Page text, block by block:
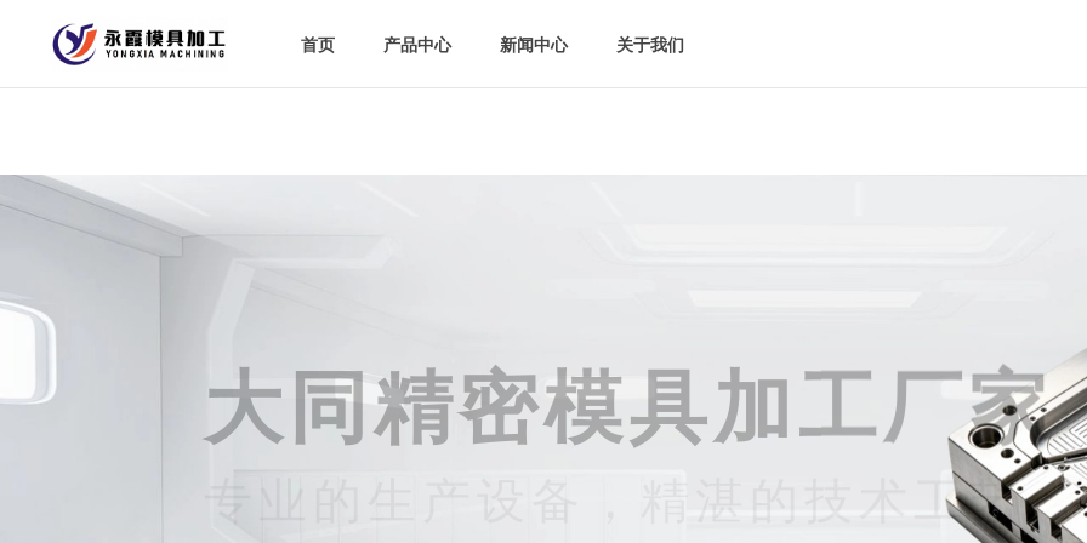
首页 产品中心 新闻中心 关于我们
首页 产品中心 新闻中心 关于我们
专业的生产设备，精湛的技术工艺